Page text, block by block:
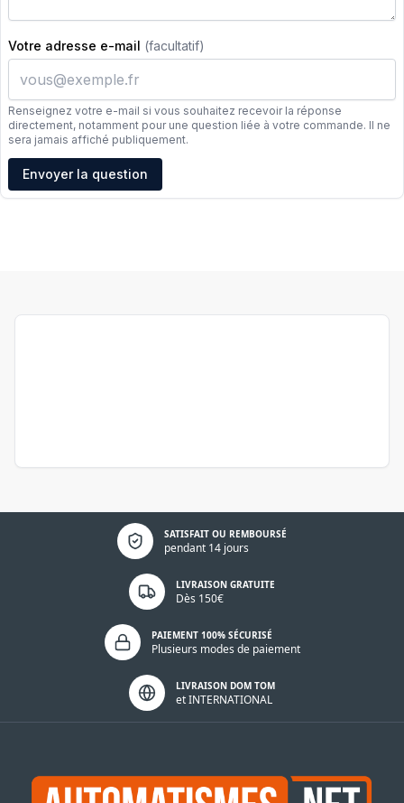
Votre adresse e-mail (facultatif)
Renseignez votre e-mail si vous souhaitez recevoir la réponse
directement, notamment pour une question liée à votre commande. Il ne
sera jamais affiché publiquement.
Adresse e-mail
Envoyer la question
SATISFAIT OU REMBOURSÉ
pendant 14 jours
Politique de confidentialité
LIVRAISON GRATUITE
Dès 150€
PAIEMENT 100% SÉCURISÉ
Plusieurs modes de paiement
LIVRAISON DOM TOM
et INTERNATIONAL